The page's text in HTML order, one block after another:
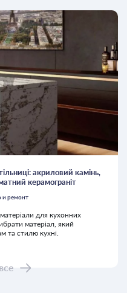
акриловий камінь,
керамограніт
и ремонт
для кухонних
матеріал, який
та стилю кухні.